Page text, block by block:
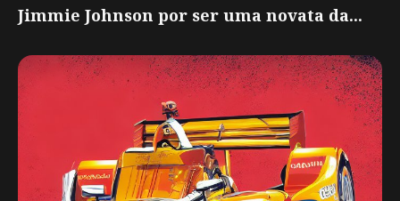
Jimmie Johnson por ser uma novata da...